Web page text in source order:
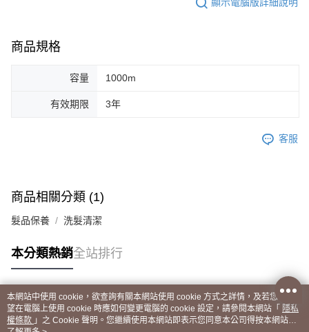
顯示電腦版詳細說明
商品規格
容量 1000m
有效期限 3年
客服
商品相關分類 (1)
髮品保養 洗髮清潔
本分類熱銷全站排行
熱門標籤
本網站中使用 cookie，欲查詢有關本網站使用 cookie 方式之詳情，及若您不希
望在電腦上使用 cookie 時應如何變更電腦的 cookie 設定，請參閱本網站「 隱私
權條款 」之 Cookie 聲明。您繼續使用本網站即表示您同意本公司得按本網站使